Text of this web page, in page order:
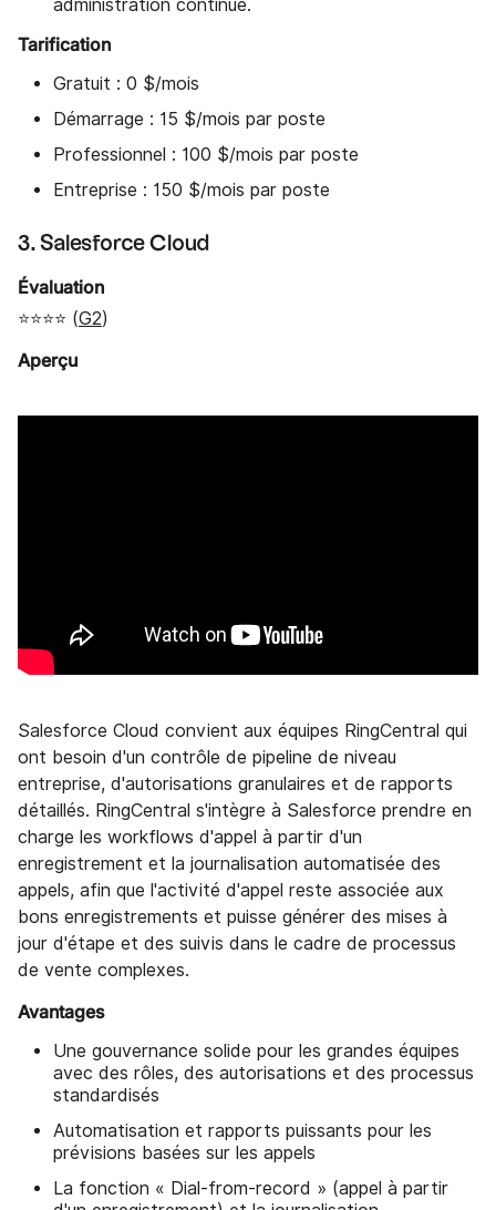
administration continue.
Tarification
Gratuit : 0 $/mois
Démarrage : 15 $/mois par poste
Professionnel : 100 $/mois par poste
Entreprise : 150 $/mois par poste
3. Salesforce Cloud
Évaluation
⭐⭐⭐⭐ (G2)
Aperçu
Salesforce Cloud convient aux équipes RingCentral qui
ont besoin d'un contrôle de pipeline de niveau
entreprise, d'autorisations granulaires et de rapports
détaillés. RingCentral s'intègre à Salesforce prendre en
charge les workflows d'appel à partir d'un
enregistrement et la journalisation automatisée des
appels, afin que l'activité d'appel reste associée aux
bons enregistrements et puisse générer des mises à
jour d'étape et des suivis dans le cadre de processus
de vente complexes.
Avantages
Une gouvernance solide pour les grandes équipes
avec des rôles, des autorisations et des processus
standardisés
Automatisation et rapports puissants pour les
prévisions basées sur les appels
La fonction « Dial-from-record » (appel à partir